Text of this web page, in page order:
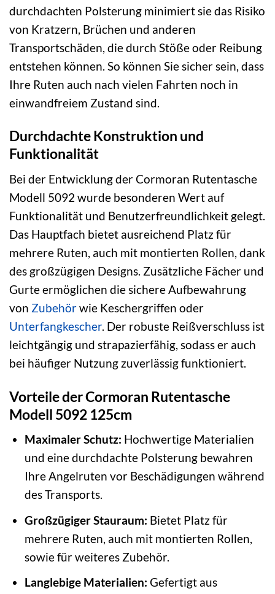
durchdachten Polsterung minimiert sie das Risiko
von Kratzern, Brüchen und anderen
Transportschäden, die durch Stöße oder Reibung
entstehen können. So können Sie sicher sein, dass
Ihre Ruten auch nach vielen Fahrten noch in
einwandfreiem Zustand sind.
Durchdachte Konstruktion und
Funktionalität
Bei der Entwicklung der Cormoran Rutentasche
Modell 5092 wurde besonderen Wert auf
Funktionalität und Benutzerfreundlichkeit gelegt.
Das Hauptfach bietet ausreichend Platz für
mehrere Ruten, auch mit montierten Rollen, dank
des großzügigen Designs. Zusätzliche Fächer und
Gurte ermöglichen die sichere Aufbewahrung
von Zubehörwie Keschergriffen oder
Unterfangkescher. Der robuste Reißverschluss ist
leichtgängig und strapazierfähig, sodass er auch
bei häufiger Nutzung zuverlässig funktioniert.
Vorteile der Cormoran Rutentasche
Modell 5092 125cm
Maximaler Schutz: Hochwertige Materialien
und eine durchdachte Polsterung bewahren
Ihre Angelruten vor Beschädigungen während
des Transports.
Großzügiger Stauraum: Bietet Platz für
mehrere Ruten, auch mit montierten Rollen,
sowie für weiteres Zubehör.
Langlebige Materialien: Gefertigt aus